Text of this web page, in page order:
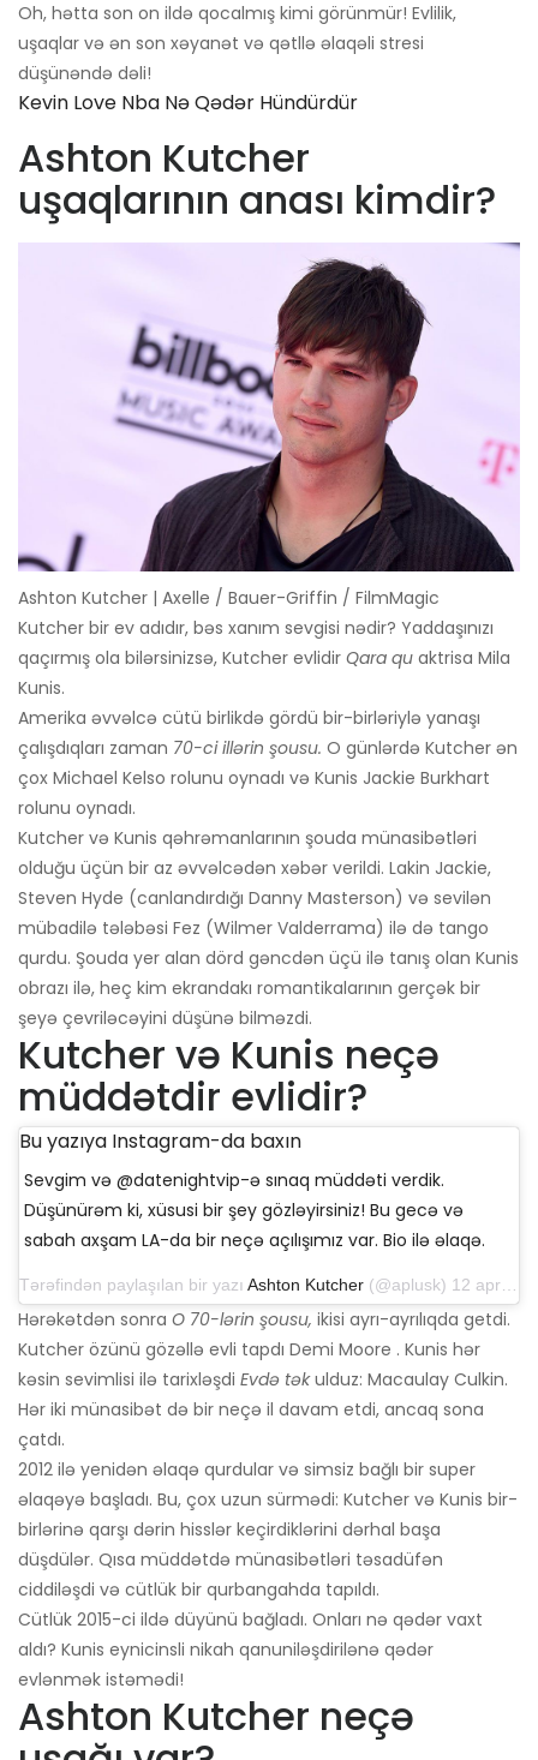
Oh, hətta son on ildə qocalmış kimi görünmür! Evlilik,
uşaqlar və ən son xəyanət və qətllə əlaqəli stresi
düşünəndə dəli!
Kevin Love Nba Nə Qədər Hündürdür
Ashton Kutcher
uşaqlarının anası kimdir?
Ashton Kutcher | Axelle / Bauer-Griffin / FilmMagic
Kutcher bir ev adıdır, bəs xanım sevgisi nədir? Yaddaşınızı
qaçırmış ola bilərsinizsə, Kutcher evlidir Qara qu aktrisa Mila
Kunis.
Amerika əvvəlcə cütü birlikdə gördü bir-birləriylə yanaşı
çalışdıqları zaman 70-ci illərin şousu. O günlərdə Kutcher ən
çox Michael Kelso rolunu oynadı və Kunis Jackie Burkhart
rolunu oynadı.
Kutcher və Kunis qəhrəmanlarının şouda münasibətləri
olduğu üçün bir az əvvəlcədən xəbər verildi. Lakin Jackie,
Steven Hyde (canlandırdığı Danny Masterson) və sevilən
mübadilə tələbəsi Fez (Wilmer Valderrama) ilə də tango
qurdu. Şouda yer alan dörd gəncdən üçü ilə tanış olan Kunis
obrazı ilə, heç kim ekrandakı romantikalarının gerçək bir
şeyə çevriləcəyini düşünə bilməzdi.
Kutcher və Kunis neçə
müddətdir evlidir?
Bu yazıya Instagram-da baxın
Sevgim və @datenightvip-ə sınaq müddəti verdik.
Düşünürəm ki, xüsusi bir şey gözləyirsiniz! Bu gecə və
sabah axşam LA-da bir neçə açılışımız var. Bio ilə əlaqə.
Tərəfindən paylaşılan bir yazı Ashton Kutcher (@aplusk) 12 aprel 2019-cu il, saat 14: 50-də PDT
Hərəkətdən sonra O 70-lərin şousu, ikisi ayrı-ayrılıqda getdi.
Kutcher özünü gözəllə evli tapdı Demi Moore . Kunis hər
kəsin sevimlisi ilə tarixləşdi Evdə təkulduz: Macaulay Culkin.
Hər iki münasibət də bir neçə il davam etdi, ancaq sona
çatdı.
2012 ilə yenidən əlaqə qurdular və simsiz bağlı bir super
əlaqəyə başladı. Bu, çox uzun sürmədi: Kutcher və Kunis bir-
birlərinə qarşı dərin hisslər keçirdiklərini dərhal başa
düşdülər. Qısa müddətdə münasibətləri təsadüfən
ciddiləşdi və cütlük bir qurbangahda tapıldı.
Cütlük 2015-ci ildə düyünü bağladı. Onları nə qədər vaxt
aldı? Kunis eynicinsli nikah qanuniləşdirilənə qədər
evlənmək istəmədi!
Ashton Kutcher neçə